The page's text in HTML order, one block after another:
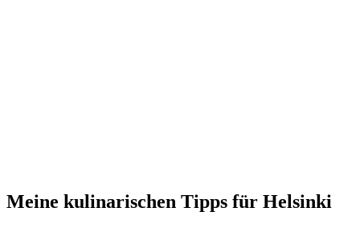
Meine kulinarischen Tipps für Helsinki